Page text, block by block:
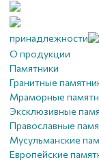
принадлежности
О продукции
Памятники
Гранитные
Мраморные
Эксклюзивные
Православные
Мусульманские
Европейские